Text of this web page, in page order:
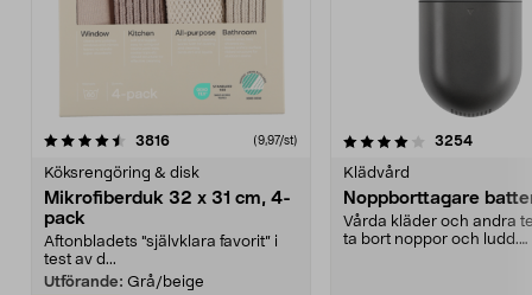
3816recensioner (9,97/st)
Köksrengöring & disk
Mikrofiberduk 32 x 31 cm, 4-
pack
Aftonbladets "självklara favorit” i
test av d...
Utförande: Grå/beige
4.0av 5 stjärnor 3254
Klädvård
Noppborttagare
Vårda kläder och andra
ta bort noppor och ludd.
4.5av 5 stjärnor